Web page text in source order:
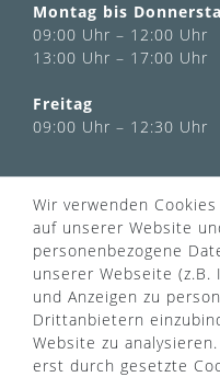
Montag bis
09:00 Uhr – 12:00 Uhr
13:00 Uhr – 17:00 Uhr
Freitag
09:00 Uhr – 12:30 Uhr
Über uns
Kontaktformular
FAQ
Türgriff Lexikon
Widerrufsrecht
Sitemap
Wir verwenden
auf unserer Website
personenbezogene
unserer Webseite (z.B.
und Anzeigen zu
Drittanbietern
Website zu
erst durch gesetzte